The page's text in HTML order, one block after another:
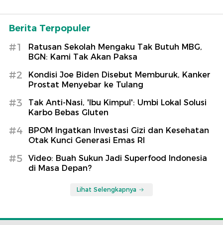
Berita Terpopuler
#1
Ratusan Sekolah Mengaku Tak Butuh MBG,
BGN: Kami Tak Akan Paksa
#2
Kondisi Joe Biden Disebut Memburuk, Kanker
Prostat Menyebar ke Tulang
#3
Tak Anti-Nasi, 'Ibu Kimpul': Umbi Lokal Solusi
Karbo Bebas Gluten
#4
BPOM Ingatkan Investasi Gizi dan Kesehatan
Otak Kunci Generasi Emas RI
#5
Video: Buah Sukun Jadi Superfood Indonesia
di Masa Depan?
Lihat Selengkapnya